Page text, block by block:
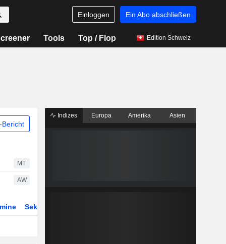
Einloggen Ein Abo abschließen
Tools Top / Flop Edition Schweiz
Bericht
MT
AW
Sektor
Indizes Europa Amerika Asien